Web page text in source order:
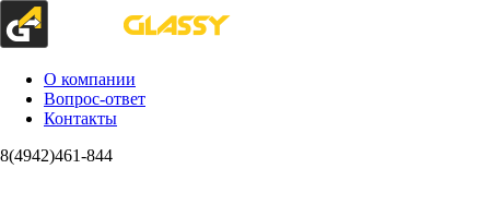
О компании
Вопрос-ответ
Контакты
8(4942)461-844